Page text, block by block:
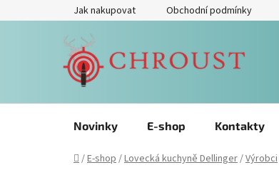
na
Jak nakupovat Obchodní podmínky
Novinky E-shop Kontakty
Domů
/E-shop/Lovecká kuchyně Dellinger/Výrobci